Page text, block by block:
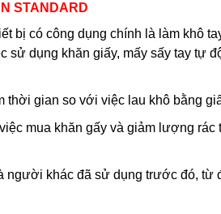
STANDARD
bị có công dụng chính là làm khô
dụng khăn giấy, mấy sấy tay tự
thời gian so với việc lau khô bằng
mua khăn gấy và giảm lượng
người khác đã sử dụng trước đó, từ